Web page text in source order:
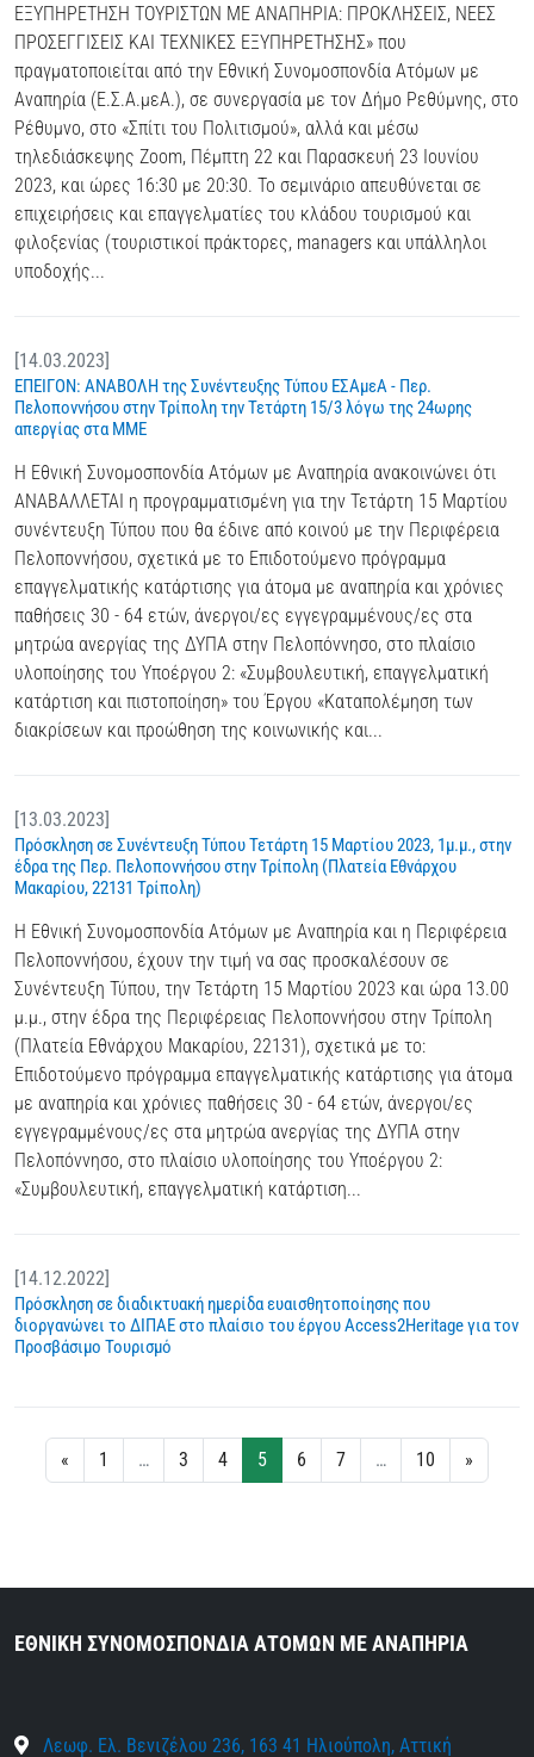
ΕΞΥΠΗΡΕΤΗΣΗ ΤΟΥΡΙΣΤΩΝ ΜΕ ΑΝΑΠΗΡΙΑ: ΠΡΟΚΛΗΣΕΙΣ, ΝΕΕΣ
ΠΡΟΣΕΓΓΙΣΕΙΣ ΚΑΙ ΤΕΧΝΙΚΕΣ ΕΞΥΠΗΡΕΤΗΣΗΣ» που
πραγματοποιείται από την Εθνική Συνομοσπονδία Ατόμων με
Αναπηρία (Ε.Σ.Α.μεΑ.), σε συνεργασία με τον Δήμο Ρεθύμνης, στο
Ρέθυμνο, στο «Σπίτι του Πολιτισμού», αλλά και μέσω
τηλεδιάσκεψης Zoom, Πέμπτη 22 και Παρασκευή 23 Ιουνίου
2023, και ώρες 16:30 με 20:30. Το σεμινάριο απευθύνεται σε
επιχειρήσεις και επαγγελματίες του κλάδου τουρισμού και
φιλοξενίας (τουριστικοί πράκτορες, managers και υπάλληλοι
υποδοχής...
[14.03.2023]
ΕΠΕΙΓΟΝ: ΑΝΑΒΟΛΗ της Συνέντευξης Τύπου ΕΣΑμεΑ - Περ.
Πελοποννήσου στην Τρίπολη την Τετάρτη 15/3 λόγω της 24ωρης
απεργίας στα ΜΜΕ
Η Εθνική Συνομοσπονδία Ατόμων με Αναπηρία ανακοινώνει ότι
ΑΝΑΒΑΛΛΕΤΑΙ η προγραμματισμένη για την Τετάρτη 15 Μαρτίου
συνέντευξη Τύπου που θα έδινε από κοινού με την Περιφέρεια
Πελοποννήσου, σχετικά με το Επιδοτούμενο πρόγραμμα
επαγγελματικής κατάρτισης για άτομα με αναπηρία και χρόνιες
παθήσεις 30 - 64 ετών, άνεργοι/ες εγγεγραμμένους/ες στα
μητρώα ανεργίας της ΔΥΠΑ στην Πελοπόννησο, στο πλαίσιο
υλοποίησης του Υποέργου 2: «Συμβουλευτική, επαγγελματική
κατάρτιση και πιστοποίηση» του Έργου «Καταπολέμηση των
διακρίσεων και προώθηση της κοινωνικής και...
[13.03.2023]
Πρόσκληση σε Συνέντευξη Τύπου Τετάρτη 15 Μαρτίου 2023, 1μ.μ., στην
έδρα της Περ. Πελοποννήσου στην Τρίπολη (Πλατεία Εθνάρχου
Μακαρίου, 22131 Τρίπολη)
Η Εθνική Συνομοσπονδία Ατόμων με Αναπηρία και η Περιφέρεια
Πελοποννήσου, έχουν την τιμή να σας προσκαλέσουν σε
Συνέντευξη Τύπου, την Τετάρτη 15 Μαρτίου 2023 και ώρα 13.00
μ.μ., στην έδρα της Περιφέρειας Πελοποννήσου στην Τρίπολη
(Πλατεία Εθνάρχου Μακαρίου, 22131), σχετικά με το:
Επιδοτούμενο πρόγραμμα επαγγελματικής κατάρτισης για άτομα
με αναπηρία και χρόνιες παθήσεις 30 - 64 ετών, άνεργοι/ες
εγγεγραμμένους/ες στα μητρώα ανεργίας της ΔΥΠΑ στην
Πελοπόννησο, στο πλαίσιο υλοποίησης του Υποέργου 2:
«Συμβουλευτική, επαγγελματική κατάρτιση...
[14.12.2022]
Πρόσκληση σε διαδικτυακή ημερίδα ευαισθητοποίησης που
διοργανώνει το ΔΙΠΑΕ στο πλαίσιο του έργου Access2Heritage για τον
Προσβάσιμο Τουρισμό
« 1 … 3 4 5 6 7 … 10 »
ΕΘΝΙΚΗ ΣΥΝΟΜΟΣΠΟΝΔΙΑ ΑΤΟΜΩΝ ΜΕ ΑΝΑΠΗΡΙΑ
Λεωφ. Ελ. Βενιζέλου 236, 163 41 Ηλιούπολη, Αττική